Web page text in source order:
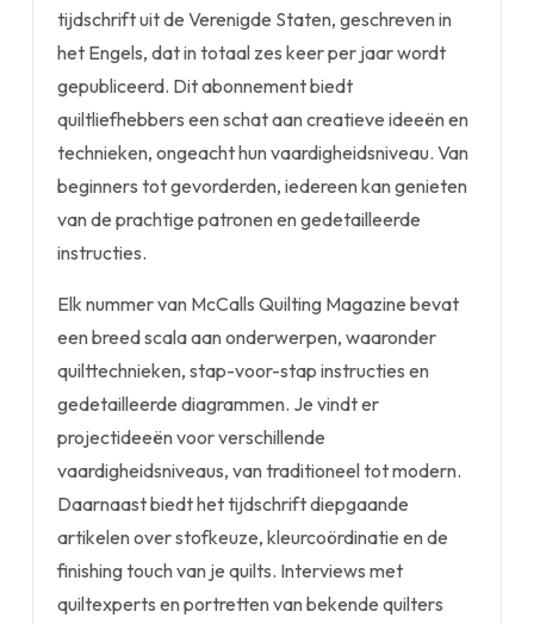
tijdschrift uit de Verenigde Staten, geschreven in
het Engels, dat in totaal zes keer per jaar wordt
gepubliceerd. Dit abonnement biedt
quiltliefhebbers een schat aan creatieve ideeën en
technieken, ongeacht hun vaardigheidsniveau. Van
beginners tot gevorderden, iedereen kan genieten
van de prachtige patronen en gedetailleerde
instructies.
Elk nummer van McCalls Quilting Magazine bevat
een breed scala aan onderwerpen, waaronder
quilttechnieken, stap-voor-stap instructies en
gedetailleerde diagrammen. Je vindt er
projectideeën voor verschillende
vaardigheidsniveaus, van traditioneel tot modern.
Daarnaast biedt het tijdschrift diepgaande
artikelen over stofkeuze, kleurcoördinatie en de
finishing touch van je quilts. Interviews met
quiltexperts en portretten van bekende quilters